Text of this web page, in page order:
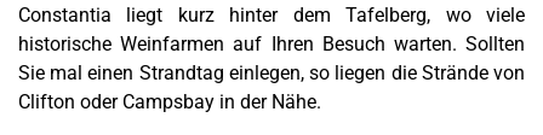
Constantia liegt kurz hinter dem Tafelberg, wo viele
historische Weinfarmen auf Ihren Besuch warten. Sollten
Sie mal einen Strandtag einlegen, so liegen die Strände von
Clifton oder Campsbay in der Nähe.